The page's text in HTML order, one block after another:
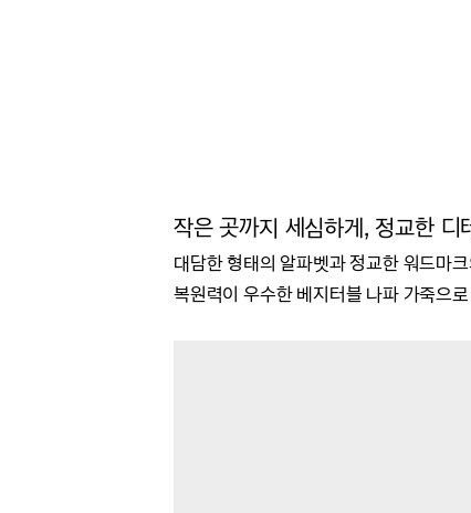
작은 곳까지 세심하게, 정교한 디
대담한 형태의 알파벳과 정교한 워드마
복원력이 우수한 베지터블 나파 가죽으